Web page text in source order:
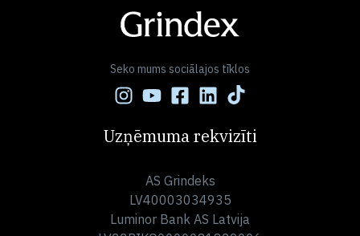
Seko mums sociālajos tīklos
Uzņēmuma rekvizīti
AS Grindeks
LV40003034935
Luminor Bank AS Latvija